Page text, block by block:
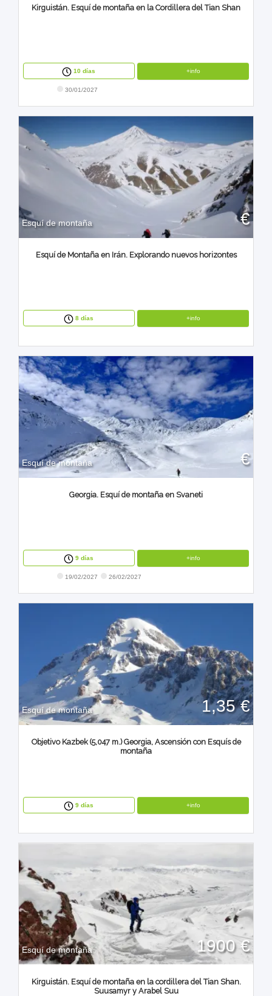
Kirguistán. Esquí de montaña en la Cordillera del Tian Shan
10 días +info
30/01/2027
Esquí de montaña €
Esquí de Montaña en Irán. Explorando nuevos horizontes
8 días +info
Esquí de montaña €
Georgia. Esquí de montaña en Svaneti
9 días +info
19/02/2027 26/02/2027
Esquí de montaña 1,35 €
Objetivo Kazbek (5,047 m.) Georgia, Ascensión con Esquís de
montaña
9 días +info
Esquí de montaña 1900 €
Kirguistán. Esquí de montaña en la cordillera del Tian Shan.
Suusamyr y Arabel Suu